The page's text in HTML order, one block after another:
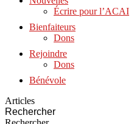
Écrire pour l’ACAI
Bienfaiteurs
Dons
Rejoindre
Dons
Bénévole
Articles
Rechercher